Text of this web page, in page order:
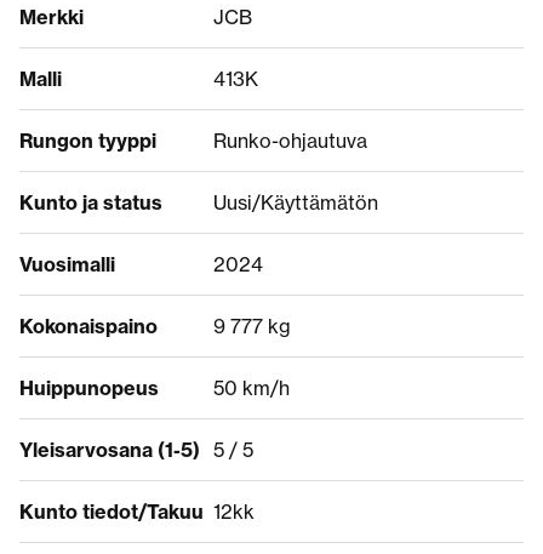
Merkki JCB
Malli 413K
Rungon tyyppi Runko-ohjautuva
Kunto ja status Uusi/Käyttämätön
Vuosimalli 2024
Kokonaispaino 9 777 kg
Huippunopeus 50 km/h
Yleisarvosana (1-5) 5 / 5
Kunto tiedot/Takuu 12kk